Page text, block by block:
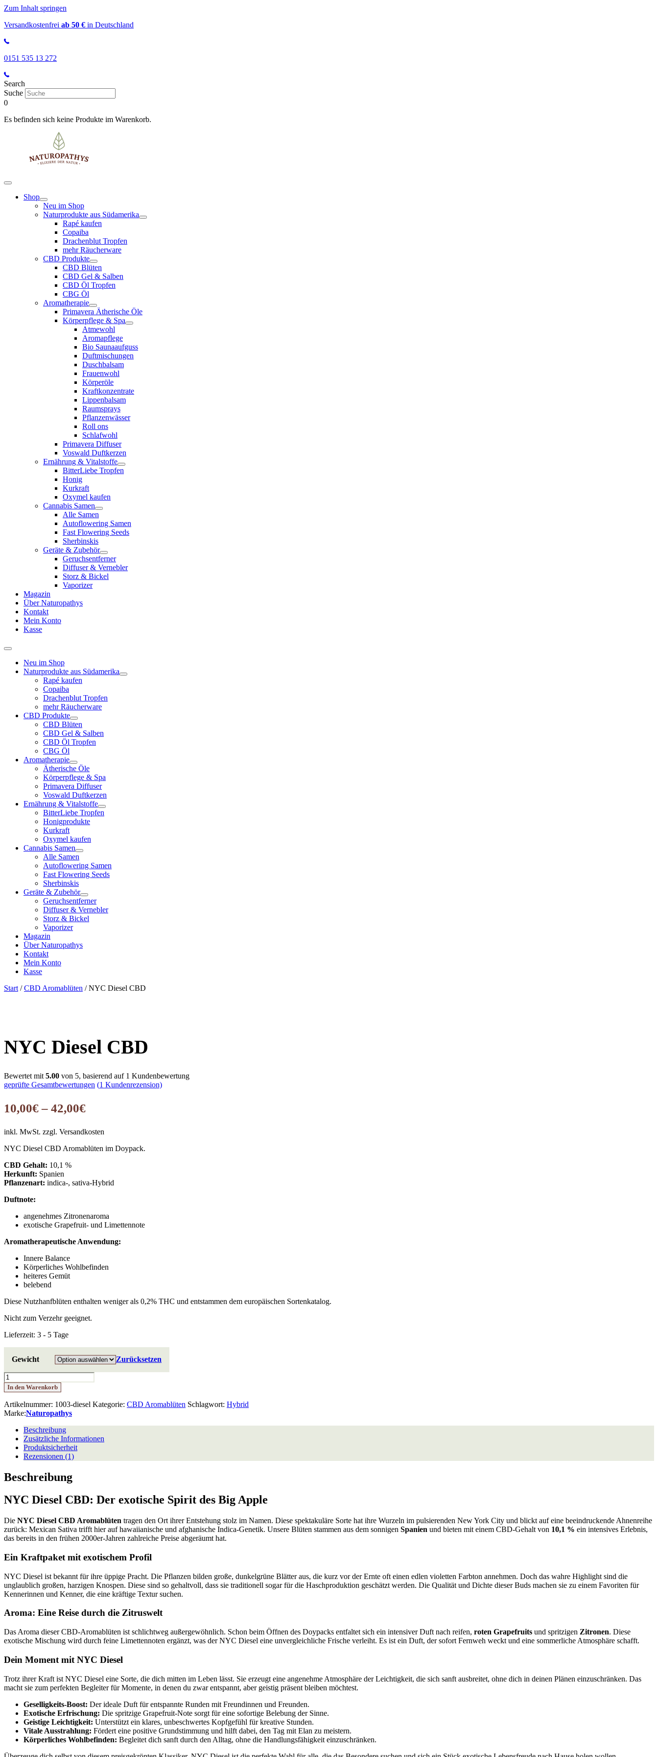
Zum Inhalt springen
Versandkostenfrei ab 50 € in Deutschland
0151 535 13 272
Search
Suche
0
Es befinden sich keine Produkte im Warenkorb.
Shop
Neu im Shop
Naturprodukte aus Südamerika
Rapé kaufen
Copaiba
Drachenblut Tropfen
mehr Räucherware
CBD Produkte
CBD Blüten
CBD Gel & Salben
CBD Öl Tropfen
CBG Öl
Aromatherapie
Primavera Ätherische Öle
Körperpflege & Spa
Atmewohl
Aromapflege
Bio Saunaaufguss
Duftmischungen
Duschbalsam
Frauenwohl
Körperöle
Kraftkonzentrate
Lippenbalsam
Raumsprays
Pflanzenwässer
Roll ons
Schlafwohl
Primavera Diffuser
Voswald Duftkerzen
Ernährung & Vitalstoffe
BitterLiebe Tropfen
Honig
Kurkraft
Oxymel kaufen
Cannabis Samen
Alle Samen
Autoflowering Samen
Fast Flowering Seeds
Sherbinskis
Geräte & Zubehör
Geruchsentferner
Diffuser & Vernebler
Storz & Bickel
Vaporizer
Magazin
Über Naturopathys
Kontakt
Mein Konto
Kasse
Neu im Shop
Naturprodukte aus Südamerika
Rapé kaufen
Copaiba
Drachenblut Tropfen
mehr Räucherware
CBD Produkte
CBD Blüten
CBD Gel & Salben
CBD Öl Tropfen
CBG Öl
Aromatherapie
Ätherische Öle
Körperpflege & Spa
Primavera Diffuser
Voswald Duftkerzen
Ernährung & Vitalstoffe
BitterLiebe Tropfen
Honigprodukte
Kurkraft
Oxymel kaufen
Cannabis Samen
Alle Samen
Autoflowering Samen
Fast Flowering Seeds
Sherbinskis
Geräte & Zubehör
Geruchsentferner
Diffuser & Vernebler
Storz & Bickel
Vaporizer
Magazin
Über Naturopathys
Kontakt
Mein Konto
Kasse
Start /CBD Aromablüten / NYC Diesel CBD
NYC Diesel CBD
Bewertet mit 5.00 von 5, basierend auf 1 Kundenbewertung
geprüfte Gesamtbewertungen (1 Kundenrezension)
10,00€– 42,00€
inkl. MwSt. zzgl. Versandkosten
NYC Diesel CBD Aromablüten im Doypack.
CBD Gehalt: 10,1 %
Herkunft: Spanien
Pflanzenart: indica-, sativa-Hybrid
Duftnote:
angenehmes Zitronenaroma
exotische Grapefruit- und Limettennote
Aromatherapeutische Anwendung:
Innere Balance
Körperliches Wohlbefinden
heiteres Gemüt
belebend
Diese Nutzhanfblüten enthalten weniger als 0,2% THC und entstammen dem europäischen Sortenkatalog.
Nicht zum Verzehr geeignet.
Lieferzeit: 3 - 5 Tage
Gewicht
Zurücksetzen
NYC
Diesel
CBD
Menge
In den Warenkorb
Artikelnummer: 1003-diesel Kategorie: CBD Aromablüten Schlagwort: Hybrid
Marke:Naturopathys
Beschreibung
Zusätzliche Informationen
Produktsicherheit
Rezensionen (1)
Beschreibung
NYC Diesel CBD: Der exotische Spirit des Big Apple
Die NYC Diesel CBD Aromablüten tragen den Ort ihrer Entstehung stolz im Namen. Diese spektakuläre Sorte hat ihre Wurzeln im pulsierenden New York City und blickt auf eine beeindruckende Ahnenreihe
zurück: Mexican Sativa trifft hier auf hawaiianische und afghanische Indica-Genetik. Unsere Blüten stammen aus dem sonnigen Spanien und bieten mit einem CBD-Gehalt von 10,1 % ein intensives Erlebnis,
das bereits in den frühen 2000er-Jahren zahlreiche Preise abgeräumt hat.
Ein Kraftpaket mit exotischem Profil
NYC Diesel ist bekannt für ihre üppige Pracht. Die Pflanzen bilden große, dunkelgrüne Blätter aus, die kurz vor der Ernte oft einen edlen violetten Farbton annehmen. Doch das wahre Highlight sind die
unglaublich großen, harzigen Knospen. Diese sind so gehaltvoll, dass sie traditionell sogar für die Haschproduktion geschätzt werden. Die Qualität und Dichte dieser Buds machen sie zu einem Favoriten für
Kennerinnen und Kenner, die eine kräftige Textur suchen.
Aroma: Eine Reise durch die Zitruswelt
Das Aroma dieser CBD-Aromablüten ist schlichtweg außergewöhnlich. Schon beim Öffnen des Doypacks entfaltet sich ein intensiver Duft nach reifen, roten Grapefruits und spritzigen Zitronen. Diese
exotische Mischung wird durch feine Limettennoten ergänzt, was der NYC Diesel eine unvergleichliche Frische verleiht. Es ist ein Duft, der sofort Fernweh weckt und eine sommerliche Atmosphäre schafft.
Dein Moment mit NYC Diesel
Trotz ihrer Kraft ist NYC Diesel eine Sorte, die dich mitten im Leben lässt. Sie erzeugt eine angenehme Atmosphäre der Leichtigkeit, die sich sanft ausbreitet, ohne dich in deinen Plänen einzuschränken. Das
macht sie zum perfekten Begleiter für Momente, in denen du zwar entspannt, aber geistig präsent bleiben möchtest.
Geselligkeits-Boost: Der ideale Duft für entspannte Runden mit Freundinnen und Freunden.
Exotische Erfrischung: Die spritzige Grapefruit-Note sorgt für eine sofortige Belebung der Sinne.
Geistige Leichtigkeit: Unterstützt ein klares, unbeschwertes Kopfgefühl für kreative Stunden.
Vitale Ausstrahlung: Fördert eine positive Grundstimmung und hilft dabei, den Tag mit Elan zu meistern.
Körperliches Wohlbefinden: Begleitet dich sanft durch den Alltag, ohne die Handlungsfähigkeit einzuschränken.